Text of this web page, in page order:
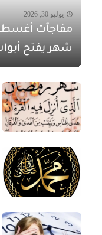
يوليو 30, 2026
شهر يفتح